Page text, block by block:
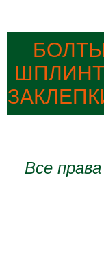
Все